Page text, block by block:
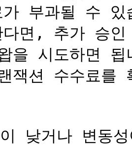
가 부과될 수
다면, 추가 승
을 시도하면
잭션 수수료를
낮거나 변동